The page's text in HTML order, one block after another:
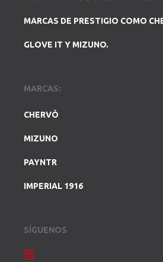
MARCAS DE PRESTIGIO COMO
GLOVE IT Y MIZUNO.
MARCAS:
CHERVÒ
MIZUNO
PAYNTR
IMPERIAL 1916
SÍGUENOS